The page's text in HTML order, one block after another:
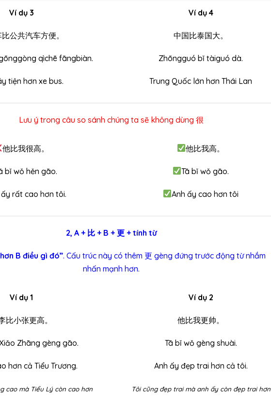
Ví dụ 3
公共汽车方便。
qìchē fāngbiàn.
tiện hơn xe bus.
Ví dụ 4
中国比泰国大。
Zhōngguó bǐ tàiguó dà.
Trung Quốc lớn hơn Thái Lan
Lưu ý trong câu so sánh chúng ta sẽ không dùng 很
他比我很高。
bǐ wǒ hěn gāo.
ấy rất cao hơn tôi.
他比我高。
Tā bǐ wǒ gāo.
Anh ấy cao hơn tôi
2, A + 比 + B + 更 + tính từ
B điều gì đó”. Cấu trúc này có thêm 更 gèng đứng trước động từ nhắm
nhấn mạnh hơn.
Ví dụ 1
比小张更高。
Zhāng gèng gāo.
hơn cả Tiểu Trương.
cao mà Tiểu Lý còn cao hơn
Ví dụ 2
他比我更帅。
Tā bǐ wǒ gèng shuài.
Anh ấy đẹp trai hơn cả tôi.
Tôi cũng đẹp trai mà anh ấy còn đẹp trai hơn